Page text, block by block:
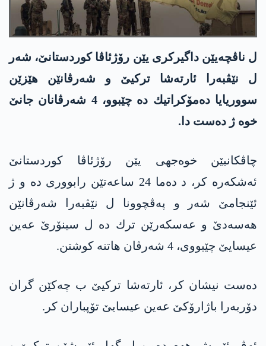
ل ناڤچه‌یێن داگیركری یێن رۆژئاڤا كوردستانێ، شه‌ر
ل نێڤبه‌را ئارته‌شا تركیێ و شه‌رڤانێن هێزێن
سووریایا ده‌مۆكراتیك ده‌ چێبوو، 4 شه‌رڤانان جانێ
خوه‌ ژ ده‌ست دا.
چاڤكانیێن خوه‌جهی یێن رۆژئاڤا كوردستانێ
ئه‌شكه‌ره‌ كر، د ده‌ما 24 ساعه‌تێن رابووری ده‌ و ژ
ئێنجامێ شه‌ر و په‌ڤچوونا ل نێڤبه‌را شه‌رڤانێن
هه‌سه‌دێ و عه‌سكه‌رێن ترك ده‌ ل سینۆرێ عه‌ین
عیسایێ چێبووی، 4 شه‌رڤان هاتنه‌ كوشتن.
ده‌ست نیشان كر، ئارته‌شا تركیێ ب چه‌كێن گران
دۆربه‌را باژارۆكێ عه‌ین عیسایێ تۆپباران كر.